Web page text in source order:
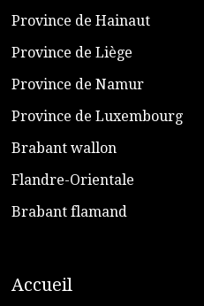
​Province de Hainaut
Province de Liège
​Province de Namur
​Province de Luxembourg
​Brabant wallon
​Flandre-Orientale
​Brabant flamand
Accueil